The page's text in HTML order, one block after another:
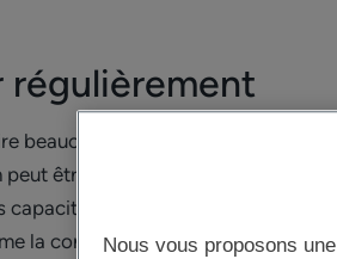
régulièrement
beaucoup, on se déshydrate.
être très dangereuse pour le
physiques voire
la concentration par exemple.
Nous vous proposons